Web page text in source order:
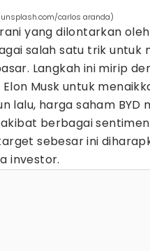
carlos aranda)
yang dilontarkan
salah satu trik untuk
Langkah ini mirip
Musk untuk
lalu, harga saham
berbagai
sebesar ini
investor.